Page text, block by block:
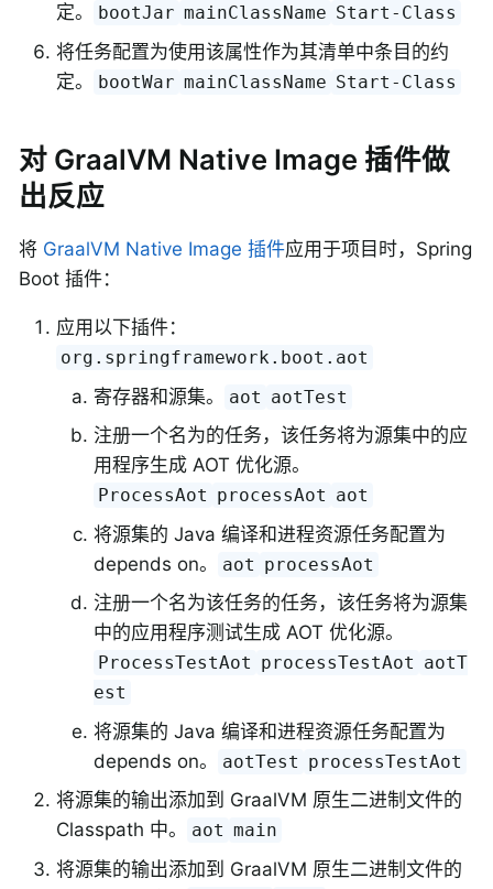
定。
bootJar mainClassName Start-Class
将任务配置为使用该属性作为其清单中条目的约
定。
bootWar mainClassName Start-Class
对 GraalVM Native Image 插件做
出反应
将 GraalVM Native Image 插件应用于项目时，Spring
Boot 插件：
应用以下插件：
org.springframework.boot.aot
寄存器和源集。 aot aotTest
注册一个名为的任务，该任务将为源集中的应
用程序生成 AOT 优化源。
ProcessAot processAot aot
将源集的 Java 编译和进程资源任务配置为
depends on。
aot processAot
注册一个名为该任务的任务，该任务将为源集
中的应用程序测试生成 AOT 优化源。
ProcessTestAot processTestAot aotT
est
将源集的 Java 编译和进程资源任务配置为
depends on。
aotTest processTestAot
将源集的输出添加到 GraalVM 原生二进制文件的
Classpath 中。
aot main
将源集的输出添加到 GraalVM 原生二进制文件的